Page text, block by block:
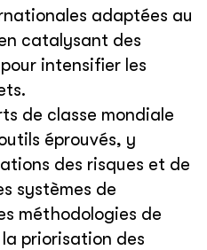
adaptées au
catalysant des
intensifier les
de classe mondiale
éprouvés, y
des risques et de
systèmes de
méthodologies de
priorisation des